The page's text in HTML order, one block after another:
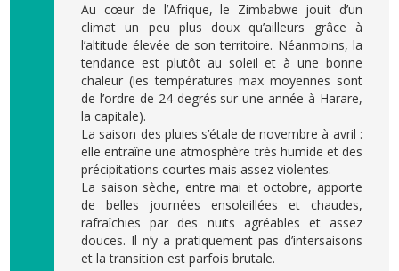
Au cœur de l’Afrique, le Zimbabwe jouit d’un
climat un peu plus doux qu’ailleurs grâce à
l’altitude élevée de son territoire. Néanmoins, la
tendance est plutôt au soleil et à une bonne
chaleur (les températures max moyennes sont
de l’ordre de 24 degrés sur une année à Harare,
la capitale).
La saison des pluies s’étale de novembre à avril :
elle entraîne une atmosphère très humide et des
précipitations courtes mais assez violentes.
La saison sèche, entre mai et octobre, apporte
de belles journées ensoleillées et chaudes,
rafraîchies par des nuits agréables et assez
douces. Il n’y a pratiquement pas d’intersaisons
et la transition est parfois brutale.